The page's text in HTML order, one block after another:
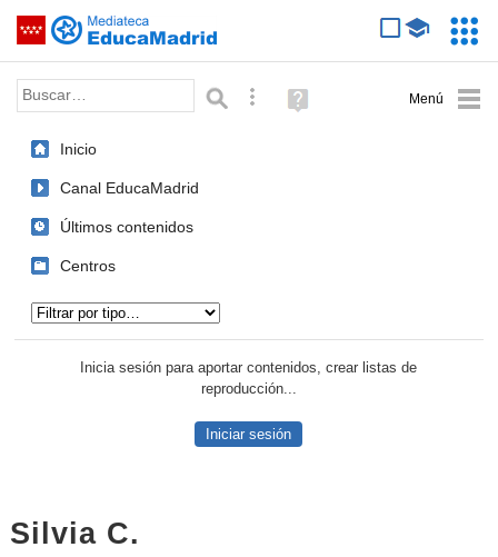
Saltar navegación
Palabra o frase: Búsqueda avanzada
Ayuda
(en
Inicio
Canal EducaMadrid
Últimos contenidos
Centros
Inicia sesión para aportar contenidos, crear listas de
reproducción...
Iniciar sesión
Silvia C.